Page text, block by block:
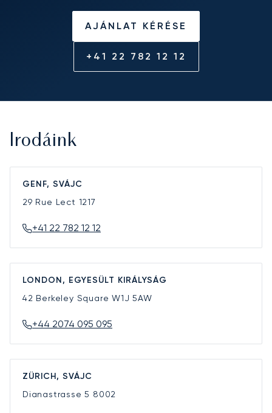
AJÁNLAT KÉRÉSE
+41 22 782 12 12
Irodáink
GENF, SVÁJC
29 Rue Lect 1217
+41 22 782 12 12
LONDON, EGYESÜLT KIRÁLYSÁG
42 Berkeley SquareW1J 5AW
+44 2074 095 095
ZÜRICH, SVÁJC
Dianastrasse 5 8002